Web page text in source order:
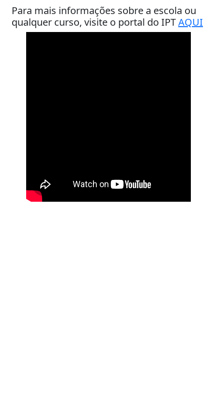
Para mais informações sobre a escola ou
qualquer curso, visite o portal do IPTAQUI